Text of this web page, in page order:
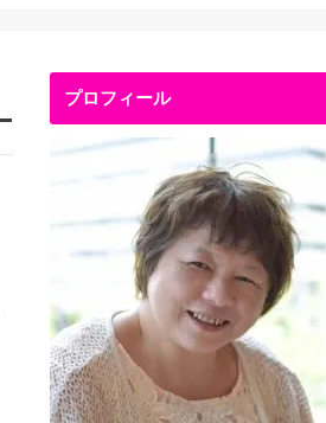
プロフィール